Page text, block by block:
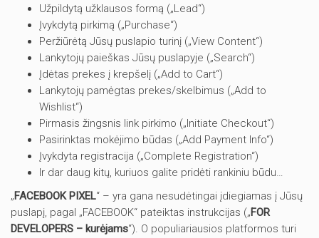
Užpildytą užklausos formą („Lead“)
Įvykdytą pirkimą („Purchase“)
Peržiūrėtą Jūsų puslapio turinį („View Content“)
Lankytojų paieškas Jūsų puslapyje („Search“)
Įdėtas prekes į krepšelį („Add to Cart“)
Lankytojų pamėgtas prekes/skelbimus („Add to
Wishlist“)
Pirmasis žingsnis link pirkimo („Initiate Checkout“)
Pasirinktas mokėjimo būdas („Add Payment Info“)
Įvykdyta registracija („Complete Registration“)
Ir dar daug kitų, kuriuos galite pridėti rankiniu būdu…
„FACEBOOK PIXEL“ – yra gana nesudėtingai įdiegiamas į Jūsų
puslapį, pagal „FACEBOOK“ pateiktas instrukcijas („FOR
DEVELOPERS – kurėjams“). O populiariausios platformos turi